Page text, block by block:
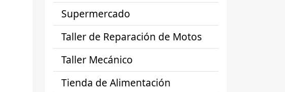
Supermercado
Taller de Reparación de Motos
Taller Mecánico
Tienda de Alimentación